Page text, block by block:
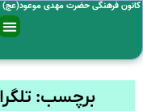
کانون فرهنگی حضرت مهدی موعود(عج)
برچسب: